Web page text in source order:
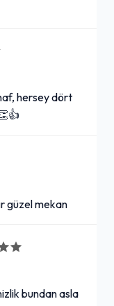
hersey dört
güzel mekan
bundan asla